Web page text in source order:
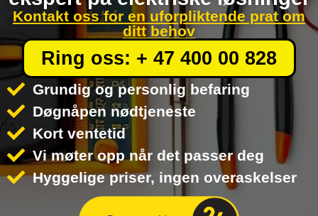
Kontakt oss for en uforpliktende prat om
ditt behov
Ring oss: + 47 400 00 828
Grundig og personlig befaring
Døgnåpen nødtjeneste
Kort ventetid
Vi møter opp når det passer deg
Hyggelige priser, ingen overaskelser